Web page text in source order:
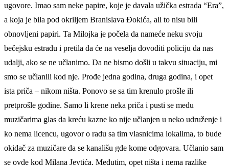
ugovore. Imao sam neke papire, koje je davala užička estrada “Era”,
a koja je bila pod okriljem Branislava Đokića, ali to nisu bili
obnovljeni papiri. Ta Milojka je počela da nameće neku svoju
bečejsku estradu i pretila da će na veselja dovoditi policiju da nas
udalji, ako se ne učlanimo. Da ne bismo došli u takvu situaciju, mi
smo se učlanili kod nje. Prođe jedna godina, druga godina, i opet
ista priča – nikom ništa. Ponovo se sa tim krenulo prošle ili
pretprošle godine. Samo li krene neka priča i pusti se među
muzičarima glas da kreću kazne ko nije učlanjen u neko udruženje i
ko nema licencu, ugovor o radu sa tim vlasnicima lokalima, to bude
okidač za muzičare da se kanališu gde kome odgovara. Učlanio sam
se ovde kod Milana Jevtića. Međutim, opet ništa i nema razlike